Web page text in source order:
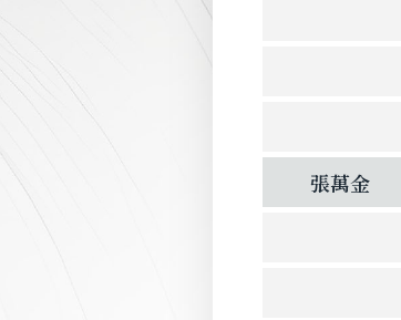
張萬金